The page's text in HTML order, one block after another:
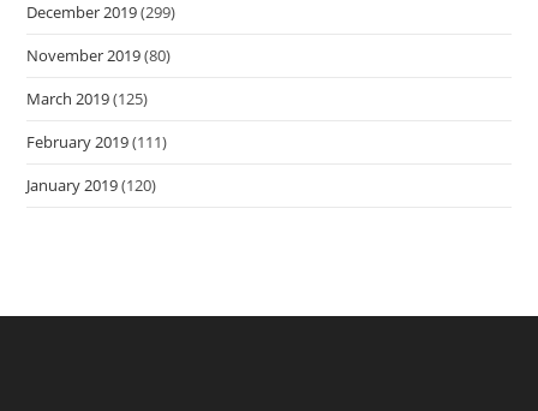
December 2019(299)
November 2019(80)
March 2019(125)
February 2019(111)
January 2019(120)